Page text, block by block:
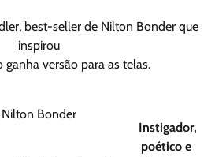
best-seller de Nilton Bonder que
inspirou
ganha versão para as telas.
Nilton Bonder
Instigador,
poético e